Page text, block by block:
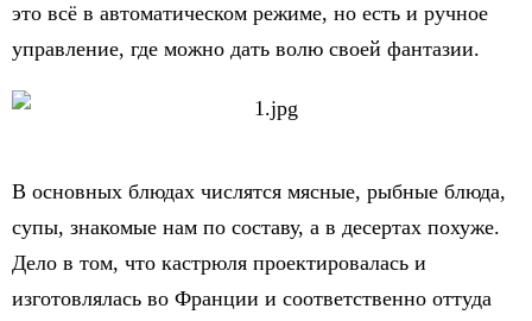
это всё в автоматическом режиме, но есть и ручное
управление, где можно дать волю своей фантазии.
В основных блюдах числятся мясные, рыбные блюда,
супы, знакомые нам по составу, а в десертах похуже.
Дело в том, что кастрюля проектировалась и
изготовлялась во Франции и соответственно оттуда